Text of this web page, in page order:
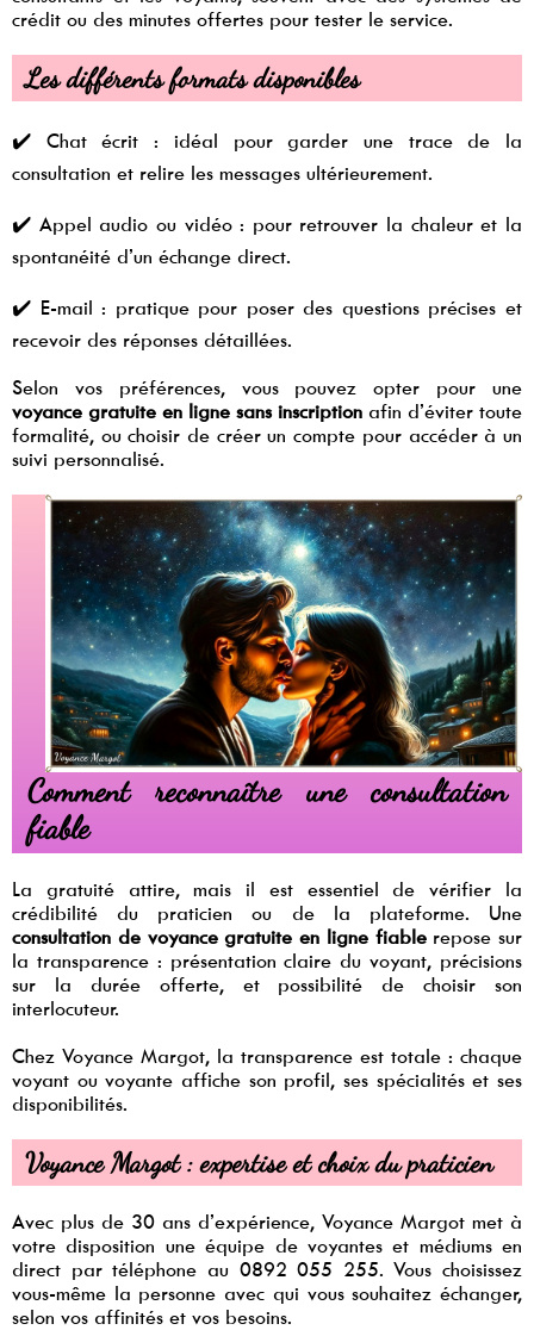
crédit ou des minutes offertes pour tester le service.
Les différents formats disponibles
✔️ Chat écrit : idéal pour garder une trace de la
consultation et relire les messages ultérieurement.
✔️ Appel audio ou vidéo : pour retrouver la chaleur et la
spontanéité d’un échange direct.
✔️ E-mail : pratique pour poser des questions précises et
recevoir des réponses détaillées.
Selon vos préférences, vous pouvez opter pour une
voyance gratuite en ligne sans inscription afin d’éviter toute
formalité, ou choisir de créer un compte pour accéder à un
suivi personnalisé.
Comment reconnaître une consultation
fiable
La gratuité attire, mais il est essentiel de vérifier la
crédibilité du praticien ou de la plateforme. Une
consultation de voyance gratuite en ligne fiablerepose sur
la transparence : présentation claire du voyant, précisions
sur la durée offerte, et possibilité de choisir son
interlocuteur.
Chez Voyance Margot, la transparence est totale : chaque
voyant ou voyante affiche son profil, ses spécialités et ses
disponibilités.
Voyance Margot : expertise et choix du praticien
Avec plus de 30 ans d’expérience, Voyance Margot met à
votre disposition une équipe de voyantes et médiums en
direct par téléphone au 0892 055 255. Vous choisissez
vous-même la personne avec qui vous souhaitez échanger,
selon vos affinités et vos besoins.